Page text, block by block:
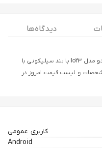
دیدگاه ها
خرید اینترنتی ساعت هوشمند 2.1 اینچی یسیدو مدل Io23 با بند سیلیکونی با
و لیست قیمت امروز در
کاربری عمومی
Android